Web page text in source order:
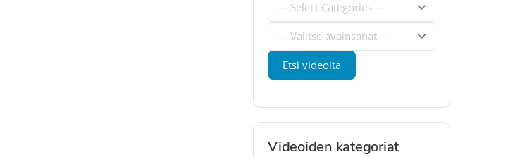
Videoiden kategoriat